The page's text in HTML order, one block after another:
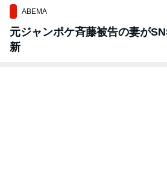
ABEMA
元ジャンポケ斉藤被告の妻が
新